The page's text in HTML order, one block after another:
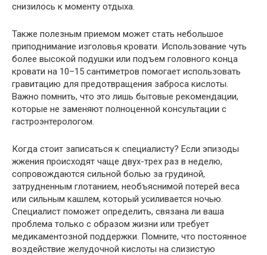
снизилось к моменту отдыха.
Также полезным приемом может стать небольшое
приподнимание изголовья кровати. Использование чуть
более высокой подушки или подъем головного конца
кровати на 10–15 сантиметров помогает использовать
гравитацию для предотвращения заброса кислоты.
Важно помнить, что это лишь бытовые рекомендации,
которые не заменяют полноценной консультации с
гастроэнтерологом.
Когда стоит записаться к специалисту? Если эпизоды
жжения происходят чаще двух-трех раз в неделю,
сопровождаются сильной болью за грудиной,
затрудненным глотанием, необъяснимой потерей веса
или сильным кашлем, который усиливается ночью.
Специалист поможет определить, связана ли ваша
проблема только с образом жизни или требует
медикаментозной поддержки. Помните, что постоянное
воздействие желудочной кислоты на слизистую